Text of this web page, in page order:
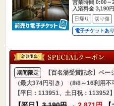
営業時間 0:00～
入浴料金 3,190
日帰り 切り傷
電子チケットあり
期間限定
【百名湯受賞記念】ベ
（最大374円引き）（8/8～16利用不
【平日：113951、土日祝：113952】